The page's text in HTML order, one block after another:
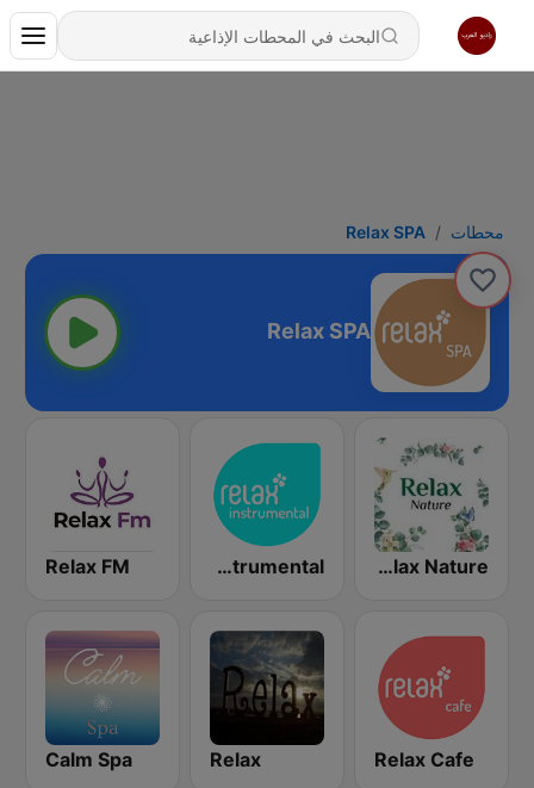
محطات Relax SPA
Relax SPA
Relax Nature
Relax Instrumental
Relax FM
Relax Cafe
Relax
Calm Spa